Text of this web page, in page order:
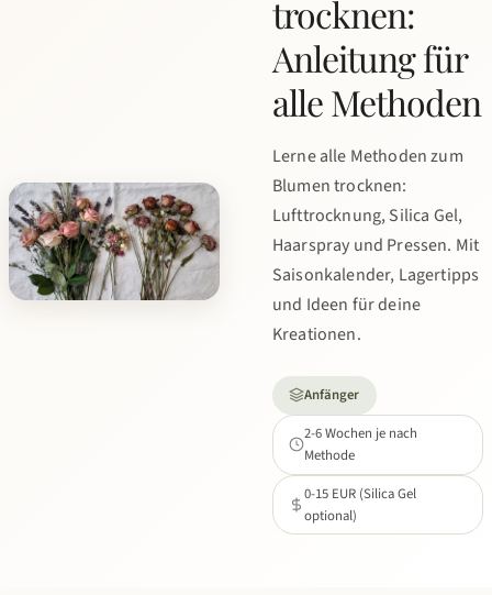
trocknen:
Anleitung für
alle Methoden
Lerne alle Methoden zum
Blumen trocknen:
Lufttrocknung, Silica Gel,
Haarspray und Pressen. Mit
Saisonkalender, Lagertipps
und Ideen für deine
Kreationen.
Anfänger
2-6 Wochen je nach
Methode
0-15 EUR (Silica Gel
optional)